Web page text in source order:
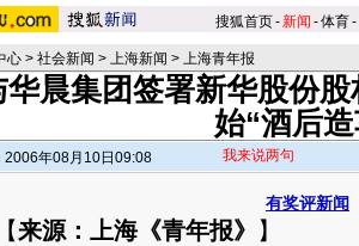
搜狐首页-新闻 -体育-
心 > 社会新闻 > 上海新闻 > 上海青年报
华晨集团签署新华股份
始“酒后
2006年08月10日09:08 我来说两句
有奖评新闻
【来源：上海《青年报》 】